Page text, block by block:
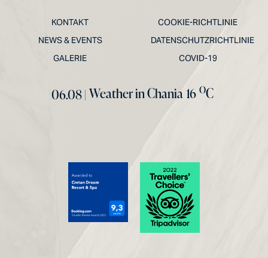
KONTAKT
NEWS & EVENTS
GALERIE
COOKIE-RICHTLINIE
DATENSCHUTZRICHTLINIE
COVID-19
06.08 | Weather in Chania16 OC